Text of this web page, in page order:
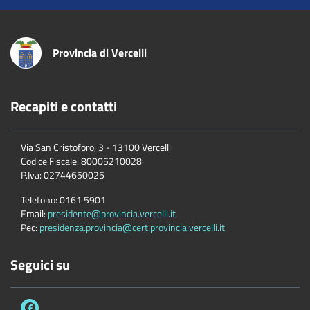
Provincia di Vercelli
Recapiti e contatti
Via San Cristoforo, 3 - 13100 Vercelli
Codice Fiscale:80005210028
P.Iva:02744650025
Telefono:0161 5901
Email: presidente@provincia.vercelli.it
Pec: presidenza.provincia@cert.provincia.vercelli.it
Seguici su